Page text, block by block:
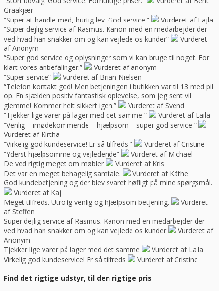
Graakjær
“Super at handle med, hurtig lev. God service.”
Vurderet af Lajla
“Super dejlig service af Rasmus. Kanon med en medarbejder der
ved hvad han snakker om og kan vejlede os kunder”
Vurderet
af Anonym
“Super god service og oplysninger som vi kan bruge til noget. For
klart vores anbefalinger.”
Vurderet af anonym
“Super service”
Vurderet af Brian Nielsen
“Telefon kontakt god! Men betjeningen i butikken var til 13 med pil
op. En sjælden positiv fantastisk oplevelse, som jeg sent vil
glemme! Kommer helt sikkert igen.”
Vurderet af Svend
“Tjekker lige varer på lager med det samme “
Vurderet af Laila
“Venlig – imødekommende – hjælpsom – super god service “
Vurderet af Kirtha
“Virkelig god kundeservice! Er så tilfreds “
Vurderet af Cristine
“Yderst hjælpsomme og vejledende”
Vurderet af Michael
De ved rigtig meget om møbler
Vurderet af Kris
Det var en meget behagelig samtale.
Vurderet af Käthe
God kundebetjening og der blev svaret høfligt på mine spørgsmål.
Vurderet af Kaj
Meget tilfreds. Utrolig venlig og hjælpsom betjening.
Vurderet
af Steffen
Super dejlig service af Rasmus. Kanon med en medarbejder der
ved hvad han snakker om og kan vejlede os kunder
Vurderet af
Anonym
Tjekker lige varer på lager med det samme
Vurderet af Laila
Virkelig god kundeservice! Er så tilfreds
Vurderet af Cristine
Find det rigtige udstyr, til den rigtige pris